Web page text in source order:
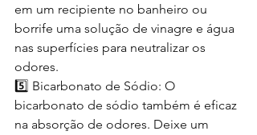
em um recipiente no banheiro ou
borrife uma solução de vinagre e água
nas superfícies para neutralizar os
odores.
5️⃣ Bicarbonato de Sódio: O
bicarbonato de sódio também é eficaz
na absorção de odores. Deixe um